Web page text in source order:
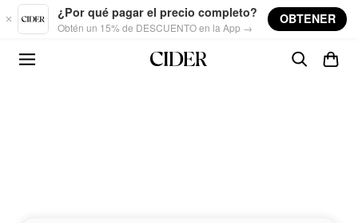
Skip to main content
¿Por qué pagar el precio completo?
Obtén un 15% de DESCUENTO en la App →
OBTENER